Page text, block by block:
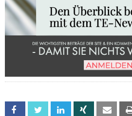
Facebook Twitter Linkedin Xing Email